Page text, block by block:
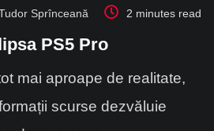
Sprînceană 2 minutes read
PS5 Pro
mai aproape de realitate,
scurse dezvăluie